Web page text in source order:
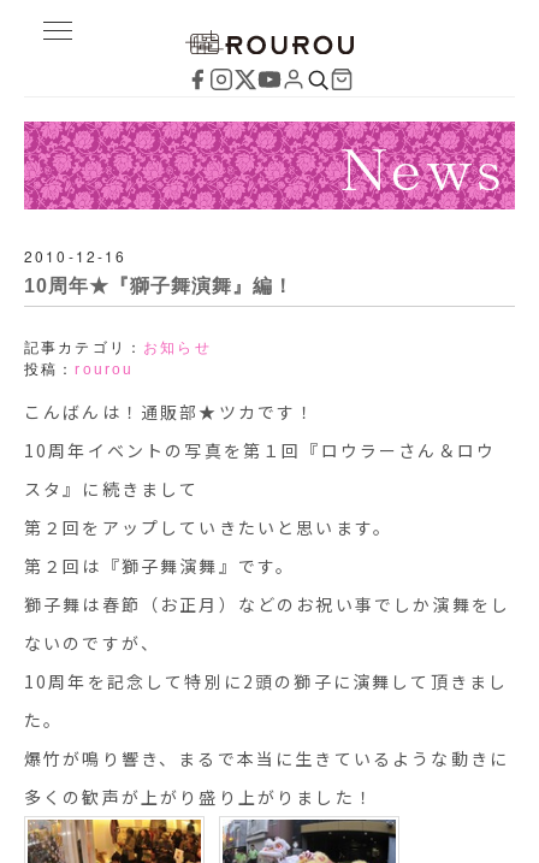
2010-12-16
10周年★『獅子舞演舞』編！
記事カテゴリ： お知らせ
投稿：rourou
こんばんは！通販部★ツカです！
10周年イベントの写真を第１回『ロウラーさん＆ロウ
スタ』に続きまして
第２回をアップしていきたいと思います。
第２回は『獅子舞演舞』です。
獅子舞は春節（お正月）などのお祝い事でしか演舞をし
ないのですが、
10周年を記念して特別に2頭の獅子に演舞して頂きまし
た。
爆竹が鳴り響き、まるで本当に生きているような動きに
多くの歓声が上がり盛り上がりました！